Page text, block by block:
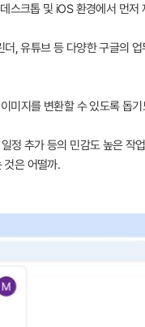
스크톱 및 iOS 환경에서 먼저
, 유튜브 등 다양한 구글의
미지를 변환할 수 있도록 돕기
정 추가 등의 민감도 높은 작
것은 어떨까.